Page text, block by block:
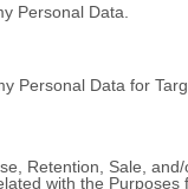
Personal Data.
Personal Data for
Retention, Sale,
with the Purposes